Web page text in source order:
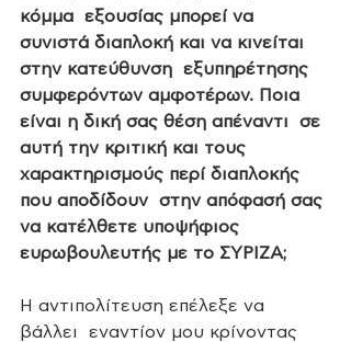
κόμμα  εξουσίας μπορεί να
συνιστά διαπλοκή και να κινείται
στην κατεύθυνση  εξυπηρέτησης
συμφερόντων αμφοτέρων. Ποια
είναι η δική σας θέση απέναντι  σε
αυτή την κριτική και τους
χαρακτηρισμούς περί διαπλοκής
που αποδίδουν  στην απόφασή σας
να κατέλθετε υποψήφιος
ευρωβουλευτής με το ΣΥΡΙΖΑ;
Η αντιπολίτευση επέλεξε να
βάλλει  εναντίον μου κρίνοντας